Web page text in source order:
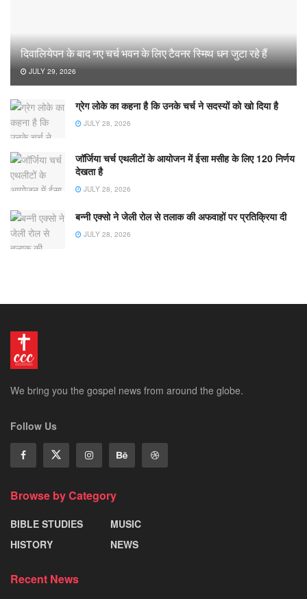
दिवालियेपन के बाद नए चर्च भवन के लिए टैवनर स्मिथ धन जुटा रहे हैं
JULY 29, 2026
ग्रेग लोके का कहना है कि उनके चर्च ने सदस्यों को खो दिया है
JULY 28, 2026
जॉर्जिया चर्च एथलीटों के आयोजन में ईसा मसीह के लिए 120 निर्णय
देखता है
JULY 28, 2026
बन्नी एक्सो ने जेली रोल से तलाक की अफवाहों पर प्रतिक्रिया दी
JULY 28, 2026
We bring you the gospel news from around the globe.
Follow Us
Browse by Category
BIBLE STUDIES
HISTORY
MUSIC
NEWS
Recent News